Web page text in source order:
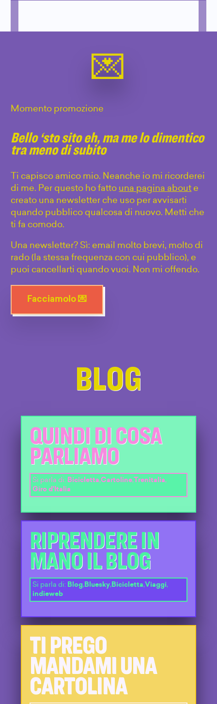
Momento promozione
Bello ‘sto sito eh, ma me lo dimentico
tra meno di subito
Ti capisco amico mio. Neanche io mi ricorderei
di me. Per questo ho fatto una pagina about e
creato una newsletter che uso per avvisarti
quando pubblico qualcosa di nuovo. Metti che
ti fa comodo.
Una newsletter? Sì: email molto brevi, molto di
rado (la stessa frequenza con cui pubblico), e
puoi cancellarti quando vuoi. Non mi offendo.
Facciamolo 💌
BLOG
QUINDI DI COSA
PARLIAMO
Si parla di: Bicicletta,Cartoline,Trenitalia,
Giro d'Italia
RIPRENDERE IN
MANO IL BLOG
Si parla di: Blog,Bluesky,Bicicletta,Viaggi,
indieweb
TI PREGO
MANDAMI UNA
CARTOLINA